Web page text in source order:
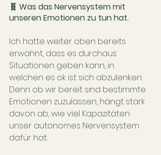
🧬 Was das Nervensystem mit
unseren Emotionen zu tun hat.
Ich hatte weiter oben bereits
erwähnt, dass es durchaus
Situationen geben kann, in
welchen es ok ist sich abzulenken.
Denn ob wir bereit sind bestimmte
Emotionen zuzulassen, hängt stark
davon ab, wie viel Kapazitäten
unser autonomes Nervensystem
dafür hat.